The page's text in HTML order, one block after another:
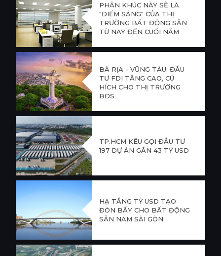
PHÂN KHÚC NÀY SẼ LÀ
"ĐIỂM SÁNG" CỦA THỊ
TRƯỜNG BẤT ĐỘNG SẢN
TỪ NAY ĐẾN CUỐI NĂM
BÀ RỊA - VŨNG TÀU: ĐẦU
TƯ FDI TĂNG CAO, CÚ
HÍCH CHO THỊ TRƯỜNG
BĐS
TP.HCM KÊU GỌI ĐẦU TƯ
197 DỰ ÁN GẦN 43 TỶ USD
HẠ TẦNG TỶ USD TẠO
ĐÒN BẨY CHO BẤT ĐỘNG
SẢN NAM SÀI GÒN